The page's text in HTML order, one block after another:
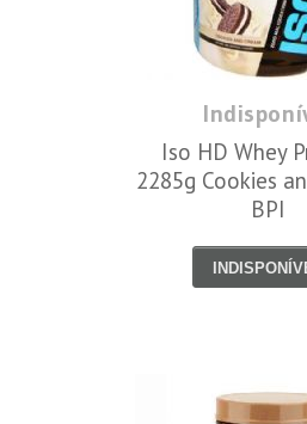
Iso HD Whey
2285g Cookies
BPI